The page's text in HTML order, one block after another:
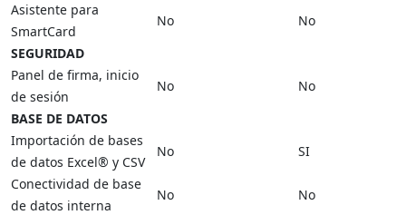
Asistente para
SmartCard
No
No
SEGURIDAD
Panel de firma, inicio
de sesión
No
No
BASE DE DATOS
Importación de bases
de datos Excel® y CSV
No
SI
Conectividad de base
de datos interna
No
No